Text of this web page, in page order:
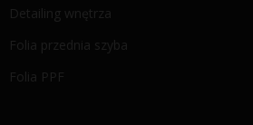
Detailing wnętrza
Folia przednia szyba
Folia PPF